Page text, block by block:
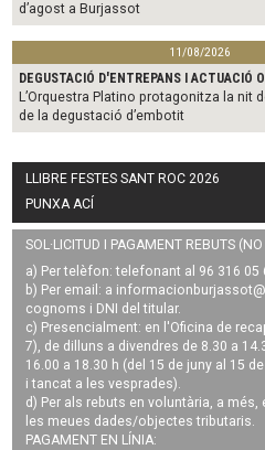
d’agost a Burjassot
11/08/2026
DEGUSTACIÓ D'ENTREPANS I ACTUACIÓ
L’Orquestra Platino protagonitza la nit
de la degustació d’embotit
LLIBRE FESTES SANT ROC 2026
PUNXA ACÍ
SOL·LICITUD I PAGAMENT REBUTS
a) Per telèfon: telefonant al 96 316 05
b) Per email: a
cognoms i DNI del titular.
c) Presencialment: en l'Oficina de
7), de dilluns a divendres de 8.30 a
16.00 a 18.30 h (del 15 de juny al 15
i tancat a les vesprades).
d) Per als rebuts en voluntària, a
les meues dades/objectes tributaris.
PAGAMENT EN LÍNIA: